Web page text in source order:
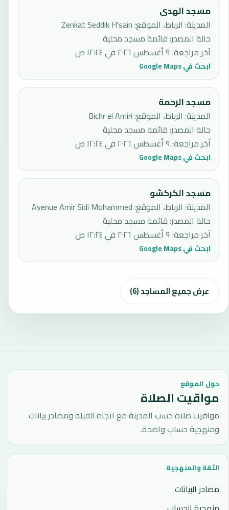
مسجد الهدى
المدينة: الرباط، الموقع: Zenkat Seddik H'sain
حالة المصدر:قائمة مسجد محلية
آخر مراجعة: ٩ أغسطس ٢٠٢٦ في ١٢:٢٤ ص
ابحث في Google Maps
مسجد الرحمة
المدينة: الرباط، الموقع: Bichr el Amiri
حالة المصدر:قائمة مسجد محلية
آخر مراجعة: ٩ أغسطس ٢٠٢٦ في ١٢:٢٤ ص
ابحث في Google Maps
مسجد الكركشو
المدينة: الرباط، الموقع: Avenue Amir Sidi Mohammed
حالة المصدر:قائمة مسجد محلية
آخر مراجعة: ٩ أغسطس ٢٠٢٦ في ١٢:٢٤ ص
ابحث في Google Maps
عرض جميع المساجد (6)
حول الموقع
مواقيت الصلاة
مواقيت صلاة حسب المدينة مع اتجاه القبلة ومصادر بيانات
ومنهجية حساب واضحة.
الثقة والمنهجية
مصادر البيانات